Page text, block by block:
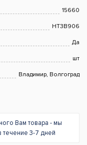
15660
HT3B906
Да
шт
Владимир, Волгоград
Вам товара - мы
3-7 дней